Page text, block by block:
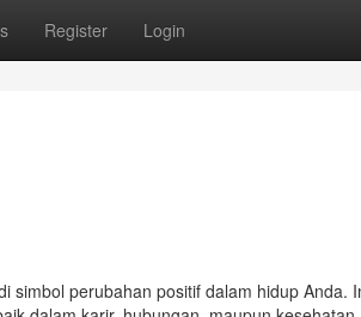
Register Login
simbol perubahan positif dalam hidup Anda.